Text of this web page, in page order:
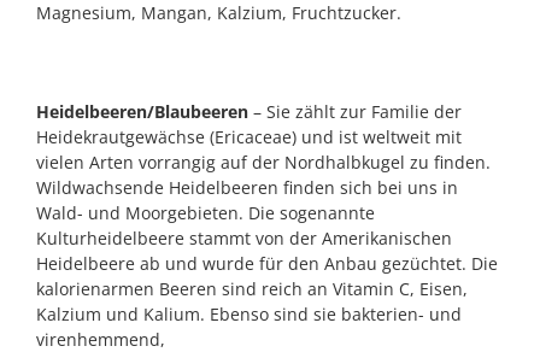
Magnesium, Mangan, Kalzium, Fruchtzucker.
Heidelbeeren/Blaubeeren – Sie zählt zur Familie der
Heidekrautgewächse (Ericaceae) und ist weltweit mit
vielen Arten vorrangig auf der Nordhalbkugel zu finden.
Wildwachsende Heidelbeeren finden sich bei uns in
Wald- und Moorgebieten. Die sogenannte
Kulturheidelbeere stammt von der Amerikanischen
Heidelbeere ab und wurde für den Anbau gezüchtet. Die
kalorienarmen Beeren sind reich an Vitamin C, Eisen,
Kalzium und Kalium. Ebenso sind sie bakterien- und
virenhemmend,